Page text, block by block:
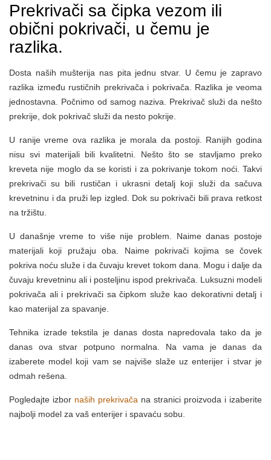
Prekrivači sa čipka vezom ili
obični pokrivači, u čemu je
razlika.
Dosta naših mušterija nas pita jednu stvar. U čemu je zapravo
razlika između rustičnih prekrivača i pokrivača. Razlika je veoma
jednostavna. Počnimo od samog naziva. Prekrivač služi da nešto
prekrije, dok pokrivač služi da nesto pokrije.
U ranije vreme ova razlika je morala da postoji. Ranijih godina
nisu svi materijali bili kvalitetni. Nešto što se stavljamo preko
kreveta nije moglo da se koristi i za pokrivanje tokom noći. Takvi
prekrivači su bili rustičan i ukrasni detalj koji služi da sačuva
krevetninu i da pruži lep izgled. Dok su pokrivači bili prava retkost
na tržištu.
U današnje vreme to više nije problem. Naime danas postoje
materijali koji pružaju oba. Naime pokrivači kojima se čovek
pokriva noću služe i da čuvaju krevet tokom dana. Mogu i dalje da
čuvaju krevetninu ali i posteljinu ispod prekrivača. Luksuzni modeli
pokrivača ali i prekrivači sa čipkom služe kao dekorativni detalj i
kao materijal za spavanje.
Tehnika izrade tekstila je danas dosta napredovala tako da je
danas ova stvar potpuno normalna. Na vama je danas da
izaberete model koji vam se najviše slaže uz enterijer i stvar je
odmah rešena.
Pogledajte izbor naših prekrivača na stranici proizvoda i izaberite
najbolji model za vaš enterijer i spavaću sobu.